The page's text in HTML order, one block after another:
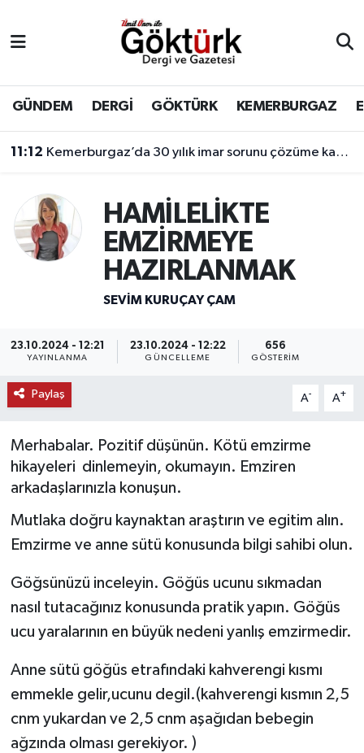
GÜNDEM DERGİ GÖKTÜRK KEMERBURGAZ
11:12 Kemerburgaz’da 30 yılık imar sorunu çözüme kavuşuyor
HAMİLELİKTE
EMZİRMEYE
HAZIRLANMAK
SEVIM KURUÇAY ÇAM
23.10.2024 - 12:21
YAYINLANMA
23.10.2024 - 12:22
GÜNCELLEME
656
GÖSTERIM
Paylaş A- A+
Merhabalar. Pozitif düşünün. Kötü emzirme
hikayeleri dinlemeyin, okumayın. Emziren
arkadaşlarınızla konuşun.
Mutlaka doğru kaynaktan araştırın ve egitim alın.
Emzirme ve anne sütü konusunda bilgi sahibi olun.
Göğsünüzü inceleyin. Göğüs ucunu sıkmadan
nasıl tutacağınız konusunda pratik yapın. Göğüs
ucu yaralarının en büyük nedeni yanlış emzirmedir.
Anne sütü göğüs etrafındaki kahverengi kısmı
emmekle gelir,ucunu degil.(kahverengi kısmın 2,5
cnm yukardan ve 2,5 cnm aşağıdan bebegin
ağzında olması gerekiyor. )
BİLİM
DERGİ
EĞİTİM
EKONOMİ
GÜNDEM
KEMERBURGAZ
MAGAZİN
ÖZEL HABER
SPOR
YAŞAM
Eyüpsultan Hava Durumu
Eyüpsultan Trafik Yoğunluk Haritası
Süper Lig Puan Durumu ve Fikstür
Son Dakika Haberleri
Haber Arşivi